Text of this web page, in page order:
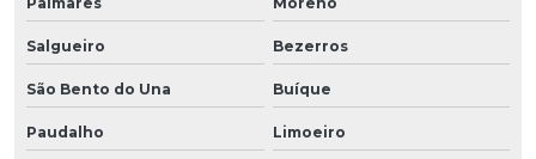
Salgueiro Bezerros
São Bento do Una Buíque
Paudalho Limoeiro